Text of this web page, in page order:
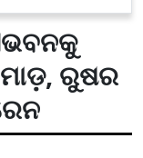
ମାଡ଼, ରୁଷର